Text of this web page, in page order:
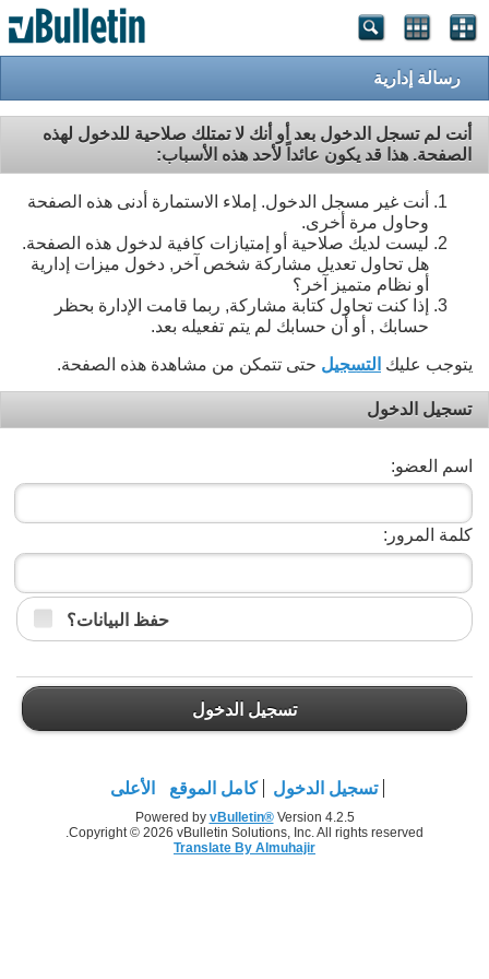
رسالة إدارية
أنت لم تسجل الدخول بعد أو أنك لا تمتلك صلاحية للدخول لهذه
الصفحة. هذا قد يكون عائداً لأحد هذه الأسباب:
أنت غير مسجل الدخول. إملاء الاستمارة أدنى هذه الصفحة
وحاول مرة أخرى.
ليست لديك صلاحية أو إمتيازات كافية لدخول هذه الصفحة.
هل تحاول تعديل مشاركة شخص آخر, دخول ميزات إدارية
أو نظام متميز آخر؟
إذا كنت تحاول كتابة مشاركة, ربما قامت الإدارة بحظر
حسابك , أو أن حسابك لم يتم تفعيله بعد.
يتوجب عليك التسجيل حتى تتمكن من مشاهدة هذه الصفحة.
تسجيل الدخول
اسم العضو:
كلمة المرور:
حفظ البيانات؟
تسجيل الدخول
تسجيل الدخول كامل الموقع الأعلى
Powered by vBulletin®Version 4.2.5
Copyright © 2026 vBulletin Solutions, Inc. All rights reserved.
Translate By Almuhajir